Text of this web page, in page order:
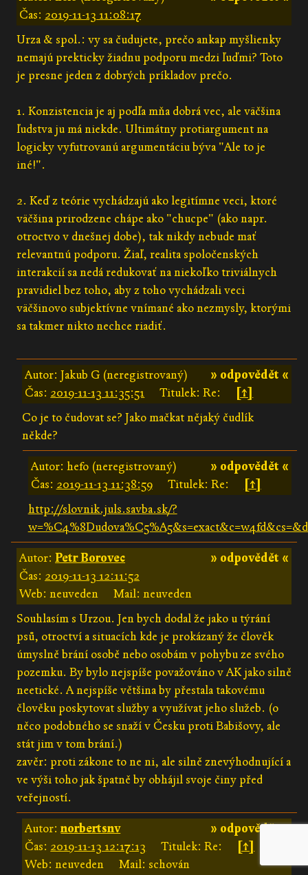
Čas: 2019-11-13 11:08:17
Urza & spol.: vy sa čudujete, prečo ankap myšlienky
nemajú prekticky žiadnu podporu medzi ľuďmi? Toto
je presne jeden z dobrých príkladov prečo.
1. Konzistencia je aj podľa mňa dobrá vec, ale väčšina
ľudstva ju má niekde. Ultimátny protiargument na
logicky vyfutrovanú argumentáciu býva "Ale to je
iné!".
2. Keď z teórie vychádzajú ako legitímne veci, ktoré
väčšina prirodzene chápe ako "chucpe" (ako napr.
otroctvo v dnešnej dobe), tak nikdy nebude mať
relevantnú podporu. Žiaľ, realita spoločenských
interakcií sa nedá redukovať na niekoľko triviálnych
pravidiel bez toho, aby z toho vychádzali veci
väčšinovo subjektívne vnímané ako nezmysly, ktorými
sa takmer nikto nechce riadiť.
» odpovědět «
Autor: Jakub G (neregistrovaný)
Čas: 2019-11-13 11:35:51 Titulek: Re:
[↑]
Co je to čudovat se? Jako mačkat nějaký čudlík
někde?
» odpovědět «
Autor: hefo (neregistrovaný)
Čas: 2019-11-13 11:38:59 Titulek: Re:
[↑]
http://slovnik.juls.savba.sk/?
» odpovědět «
Autor: Petr Borovec
Čas: 2019-11-13 12:11:52
Web: neuveden
Mail: neuveden
Souhlasím s Urzou. Jen bych dodal že jako u týrání
psů, otroctví a situacích kde je prokázaný že člověk
úmyslně brání osobě nebo osobám v pohybu ze svého
pozemku. By bylo nejspíše považováno v AK jako silně
neetické. A nejspíše většina by přestala takovému
člověku poskytovat služby a využívat jeho služeb. (o
něco podobného se snaží v Česku proti Babišovy, ale
stát jim v tom brání.)
zavěr: proti zákone to ne ni, ale silně znevýhodnující a
ve výši toho jak špatně by obhájil svoje činy před
veřejností.
» odpovědět «
Autor:norbertsnv
Čas: 2019-11-13 12:17:13 Titulek: Re:
[↑]
Web: neuveden
Mail: schován